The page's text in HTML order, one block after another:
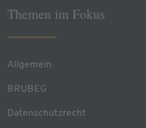
Themen im Fokus
Allgemein
BRUBEG
Datenschutzrecht